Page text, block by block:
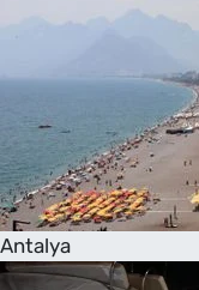
Antalya